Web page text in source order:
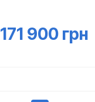
171 900грн